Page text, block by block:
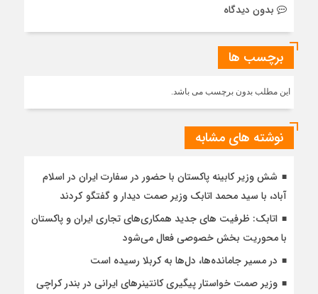
بدون دیدگاه
برچسب ها
این مطلب بدون برچسب می باشد.
نوشته های مشابه
شش وزیر کابینه پاکستان با حضور در سفارت ایران در اسلام
آباد، با سيد محمد اتابك وزير صمت ديدار و گفتگو كردند
اتابک: ظرفیت های جدید همکاری‌های تجاری ایران و پاکستان
با محوریت بخش خصوصی فعال می‌شود
در مسیر جا‌مانده‌ها، دل‌ها به کربلا رسیده است
وزیر صمت خواستار پیگیری کانتینرهای ایرانی در بندر کراچی